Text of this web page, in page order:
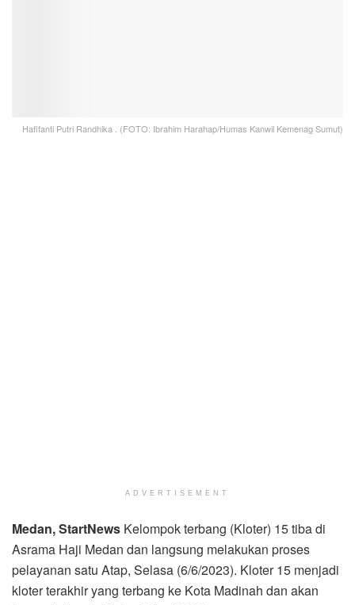
Hafifanti Putri Randhika . (FOTO: Ibrahim Harahap/Humas Kanwil Kemenag Sumut)
ADVERTISEMENT
Medan, StartNews Kelompok terbang (Kloter) 15 tiba di
Asrama Haji Medan dan langsung melakukan proses
pelayanan satu Atap, Selasa (6/6/2023). Kloter 15 menjadi
kloter terakhir yang terbang ke Kota Madinah dan akan